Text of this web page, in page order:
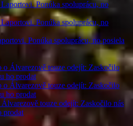
Ponúka spoluprácu, no posiela
touze odejít: Zaskočilo nás
prodat